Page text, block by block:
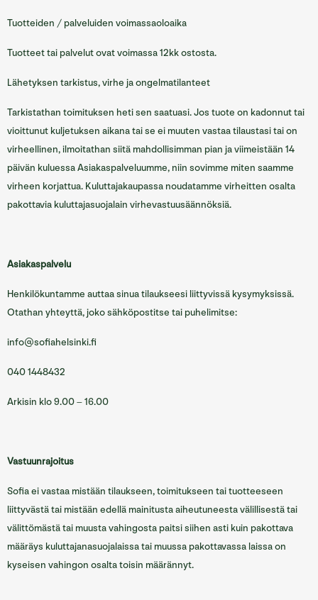
Tuotteiden / palveluiden voimassaoloaika
Tuotteet tai palvelut ovat voimassa 12kk ostosta.
Lähetyksen tarkistus, virhe ja ongelmatilanteet
Tarkistathan toimituksen heti sen saatuasi. Jos tuote on kadonnut tai
vioittunut kuljetuksen aikana tai se ei muuten vastaa tilaustasi tai on
virheellinen, ilmoitathan siitä mahdollisimman pian ja viimeistään 14
päivän kuluessa Asiakaspalveluumme, niin sovimme miten saamme
virheen korjattua. Kuluttajakaupassa noudatamme virheitten osalta
pakottavia kuluttajasuojalain virhevastuusäännöksiä.
Asiakaspalvelu
Henkilökuntamme auttaa sinua tilaukseesi liittyvissä kysymyksissä.
Otathan yhteyttä, joko sähköpostitse tai puhelimitse:
info@sofiahelsinki.fi
040 1448432
Arkisin klo 9.00 – 16.00
Vastuunrajoitus
Sofia ei vastaa mistään tilaukseen, toimitukseen tai tuotteeseen
liittyvästä tai mistään edellä mainitusta aiheutuneesta välillisestä tai
välittömästä tai muusta vahingosta paitsi siihen asti kuin pakottava
määräys kuluttajanasuojalaissa tai muussa pakottavassa laissa on
kyseisen vahingon osalta toisin määrännyt.